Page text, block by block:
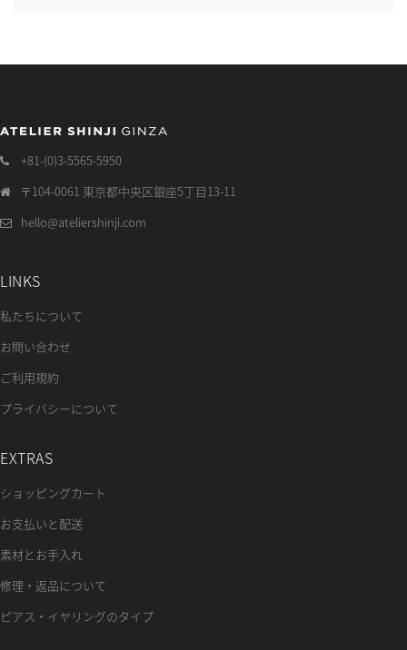
+81-(0)3-5565-5950
〒104-0061 東京都中央区銀座5丁目13-11
hello@ateliershinji.com
LINKS
私たちについて
お問い合わせ
ご利用規約
プライバシーについて
EXTRAS
ショッピングカート
お支払いと配送
素材とお手入れ
修理・返品について
ピアス・イヤリングのタイプ